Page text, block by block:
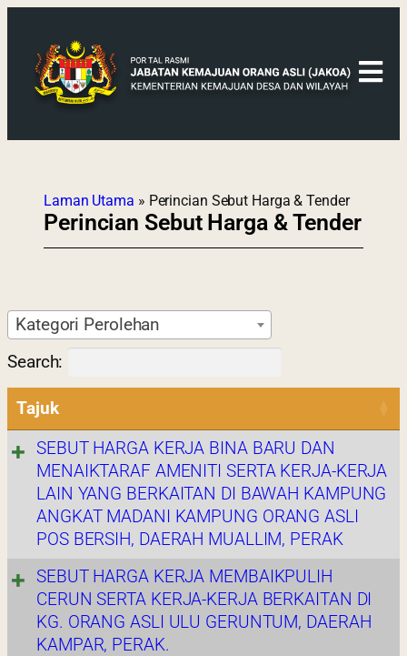
Laman Utama » Perincian Sebut Harga & Tender
Perincian Sebut Harga & Tender
Kategori Perolehan
Search:
Tajuk
SEBUT HARGA KERJA BINA BARU DAN
MENAIKTARAF AMENITI SERTA KERJA-KERJA
LAIN YANG BERKAITAN DI BAWAH KAMPUNG
ANGKAT MADANI KAMPUNG ORANG ASLI
POS BERSIH, DAERAH MUALLIM, PERAK
SEBUT HARGA KERJA MEMBAIKPULIH
CERUN SERTA KERJA-KERJA BERKAITAN DI
KG. ORANG ASLI ULU GERUNTUM, DAERAH
KAMPAR, PERAK.